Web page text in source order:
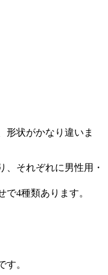
形状がかなり違いま
、それぞれに男性用・
4種類あります。
す。